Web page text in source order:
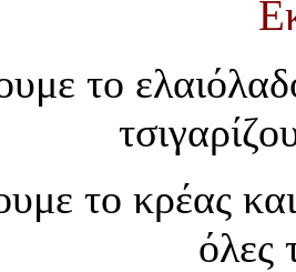
το
το κρέας
όλες